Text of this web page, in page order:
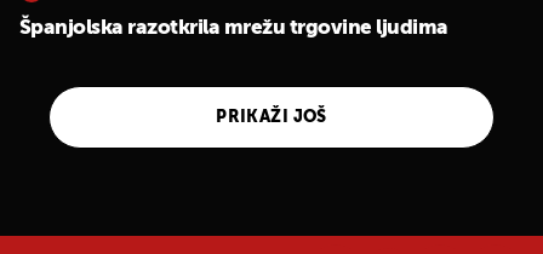
Španjolska razotkrila mrežu trgovine ljudima
PRIKAŽI JOŠ